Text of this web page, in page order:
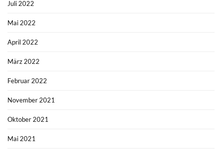
Juli 2022
Mai 2022
April 2022
März 2022
Februar 2022
November 2021
Oktober 2021
Mai 2021